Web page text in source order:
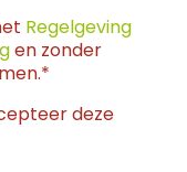
Regelgeving
en zonder
deze